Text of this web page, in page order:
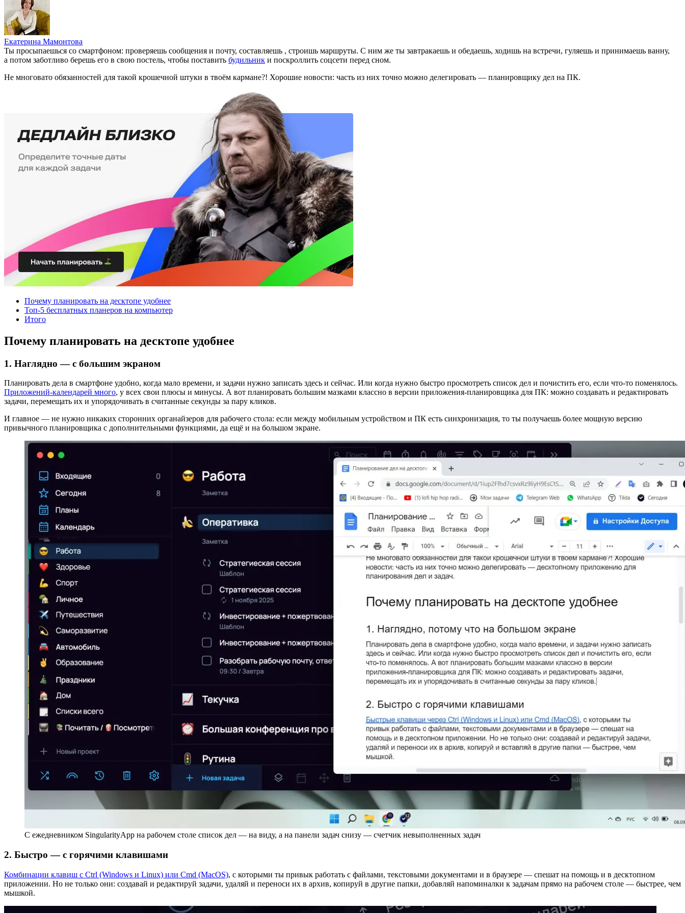
Екатерина Мамонтова
Ты просыпаешься со смартфоном: проверяешь сообщения и почту, составляешь , строишь маршруты. С ним же ты завтракаешь и обедаешь, ходишь на встречи, гуляешь и принимаешь ванну,
а потом заботливо берешь его в свою постель, чтобы поставить будильник и поскроллить соцсети перед сном.
Не многовато обязанностей для такой крошечной штуки в твоём кармане?! Хорошие новости: часть из них точно можно делегировать — планировщику дел на ПК.
Почему планировать на десктопе удобнее
Топ-5 бесплатных планеров на компьютер
Итого
Почему планировать на десктопе удобнее
1. Наглядно — с большим экраном
Планировать дела в смартфоне удобно, когда мало времени, и задачи нужно записать здесь и сейчас. Или когда нужно быстро просмотреть список дел и почистить его, если что-то поменялось.
Приложений-календарей много, у всех свои плюсы и минусы. А вот планировать большим мазками классно в версии приложения-планировщика для ПК: можно создавать и редактировать
задачи, перемещать их и упорядочивать в считанные секунды за пару кликов.
И главное — не нужно никаких сторонних органайзеров для рабочего стола: если между мобильным устройством и ПК есть синхронизация, то ты получаешь более мощную версию
привычного планировщика с дополнительными функциями, да ещё и на большом экране.
С ежедневником SingularityApp на рабочем столе список дел — на виду, а на панели задач снизу — счетчик невыполненных задач
2. Быстро — с горячими клавишами
Комбинации клавиш с Ctrl (Windows и Linux) или Cmd (MacOS), с которыми ты привык работать с файлами, текстовыми документами и в браузере — спешат на помощь и в десктопном
приложении. Но не только они: создавай и редактируй задачи, удаляй и переноси их в архив, копируй в другие папки, добавляй напоминалки к задачам прямо на рабочем столе — быстрее, чем
мышкой.